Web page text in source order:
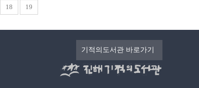
18 19
기적의도서관 바로가기